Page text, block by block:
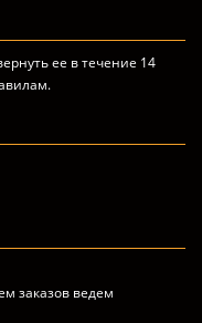
ее в течение 14
.
заказов ведем